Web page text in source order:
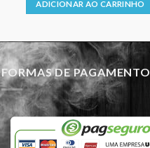
ADICIONAR AO CARRINHO
FORMAS DE PAGAMENTO